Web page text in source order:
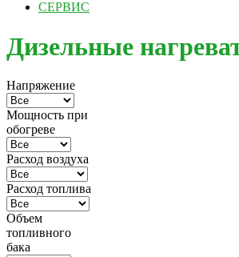
СЕРВИС
Дизельные
Напряжение
Мощность при
обогреве
Расход воздуха
Расход топлива
Объем
топливного
бака